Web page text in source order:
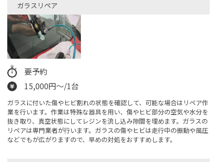
ガラスリペア
要予約
15,000円～/1台
ガラスに付いた傷やヒビ割れの状態を確認して、可能な場合はリペア作
業を行います。作業は特殊な器具を用い、傷やヒビ部分の空気や水分を
抜き取り、真空状態にしてレジンを流し込み隙間を埋めます。ガラスの
リペアは専門業者が行います。ガラスの傷やヒビは走行中の振動や風圧
などでもが広がりますので、早めの対処をおすすめします。